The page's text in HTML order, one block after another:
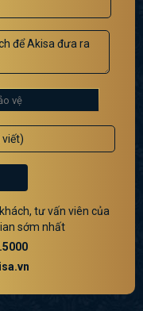
tư vấn viên của
sớm nhất